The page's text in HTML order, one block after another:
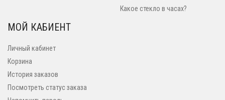
Какое стекло в часах?
МОЙ КАБИЕНТ
Личный кабинет
Корзина
История заказов
Посмотреть статус заказа